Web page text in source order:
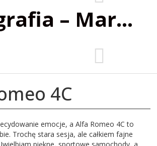
Fotografia – Marta Wiśniewska
4C
emocje, a Alfa Romeo 4C to
Trochę stara sesja, ale całkiem fajne